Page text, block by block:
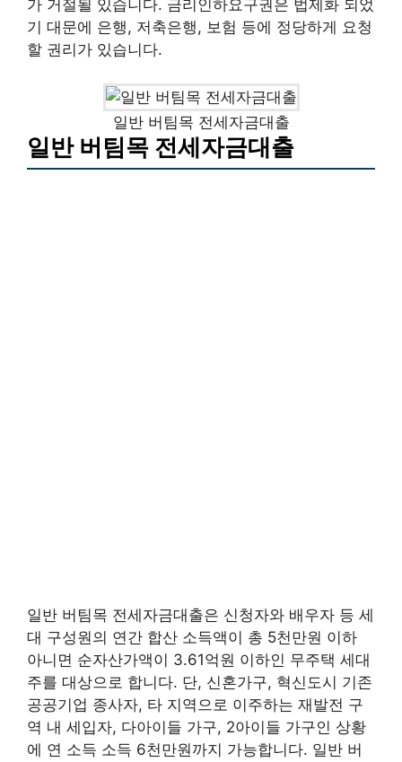
가 거절될 있습니다. 금리인하요구권은 법제화 되었
기 대문에 은행, 저축은행, 보험 등에 정당하게 요청
할 권리가 있습니다.
일반 버팀목 전세자금대출
일반 버팀목 전세자금대출
일반 버팀목 전세자금대출은 신청자와 배우자 등 세
대 구성원의 연간 합산 소득액이 총 5천만원 이하
아니면 순자산가액이 3.61억원 이하인 무주택 세대
주를 대상으로 합니다. 단, 신혼가구, 혁신도시 기존
공공기업 종사자, 타 지역으로 이주하는 재발전 구
역 내 세입자, 다아이들 가구, 2아이들 가구인 상황
에 연 소득 소득 6천만원까지 가능합니다. 일반 버